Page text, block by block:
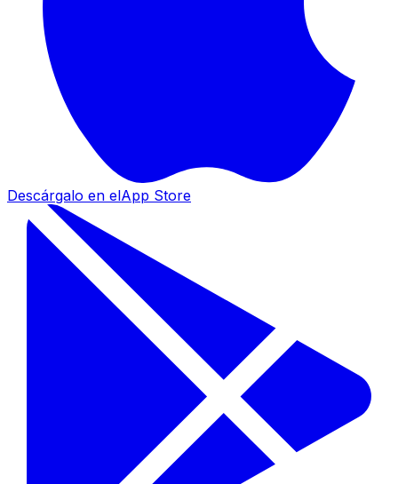
Descárgalo en elApp Store